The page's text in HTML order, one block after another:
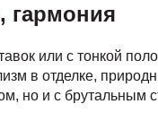
гармония
или с тонкой
в отделке,
но и с брутальным